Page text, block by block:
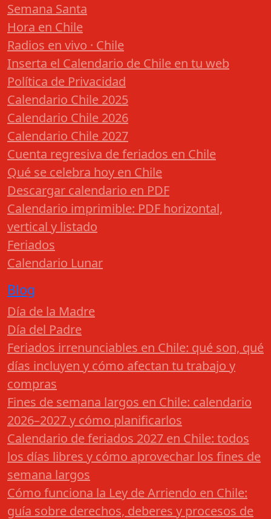
Semana Santa
Hora en Chile
Radios en vivo · Chile
Inserta el Calendario de Chile en tu web
Política de Privacidad
Calendario Chile 2025
Calendario Chile 2026
Calendario Chile 2027
Cuenta regresiva de feriados en Chile
Qué se celebra hoy en Chile
Descargar calendario en PDF
Calendario imprimible: PDF horizontal,
vertical y listado
Feriados
Calendario Lunar
Blog
Día de la Madre
Día del Padre
Feriados irrenunciables en Chile: qué son, qué
días incluyen y cómo afectan tu trabajo y
compras
Fines de semana largos en Chile: calendario
2026–2027 y cómo planificarlos
Calendario de feriados 2027 en Chile: todos
los días libres y cómo aprovechar los fines de
semana largos
Cómo funciona la Ley de Arriendo en Chile:
guía sobre derechos, deberes y procesos de